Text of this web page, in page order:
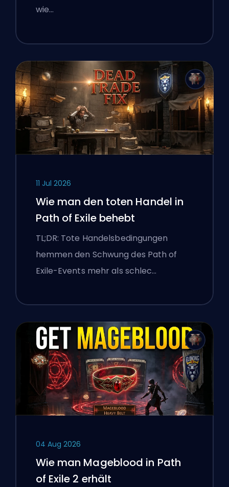
wie…
11 Jul 2026
Wie man den toten Handel in
Path of Exile behebt
TL;DR: Tote Handelsbedingungen
hemmen den Schwung des Path of
Exile-Events mehr als schlec…
04 Aug 2026
Wie man Mageblood in Path
of Exile 2 erhält